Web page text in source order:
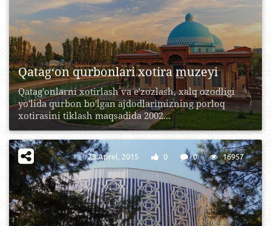
Qatag‘on qurbonlari xotira muzeyi
Qatag'onlarni xotirlash va e'zozlash, xalq ozodligi
yo'lida qurbon bo'lgan ajdodlarimizning porloq
xotirasini tiklash maqsadida 2002...
23 Aprel, 2015 0 0 16957